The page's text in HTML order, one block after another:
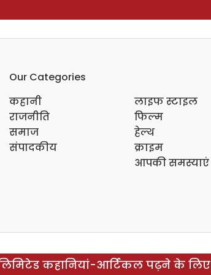
Our Categories
कहानी
राजनीति
समाज
संपादकीय
लाइफ स्टाइल
फिल्म
हेल्थ
क्राइम
आपकी समस्याएं
कहानियां-आर्टिकल पढ़ने के लिए